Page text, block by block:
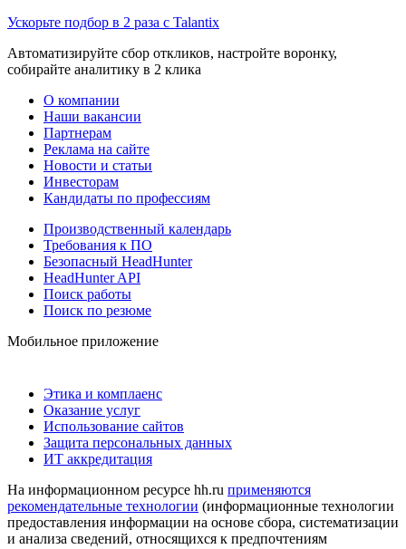
Ускорьте подбор в 2 раза с Talantix
Автоматизируйте сбор откликов, настройте воронку,
собирайте аналитику в 2 клика
О компании
Наши вакансии
Партнерам
Реклама на сайте
Новости и статьи
Инвесторам
Кандидаты по профессиям
Производственный календарь
Требования к ПО
Безопасный HeadHunter
HeadHunter API
Поиск работы
Поиск по резюме
Мобильное приложение
Этика и комплаенс
Оказание услуг
Использование сайтов
Защита персональных данных
ИТ аккредитация
На информационном ресурсе hh.ru применяются
рекомендательные технологии (информационные технологии
предоставления информации на основе сбора, систематизации
и анализа сведений, относящихся к предпочтениям